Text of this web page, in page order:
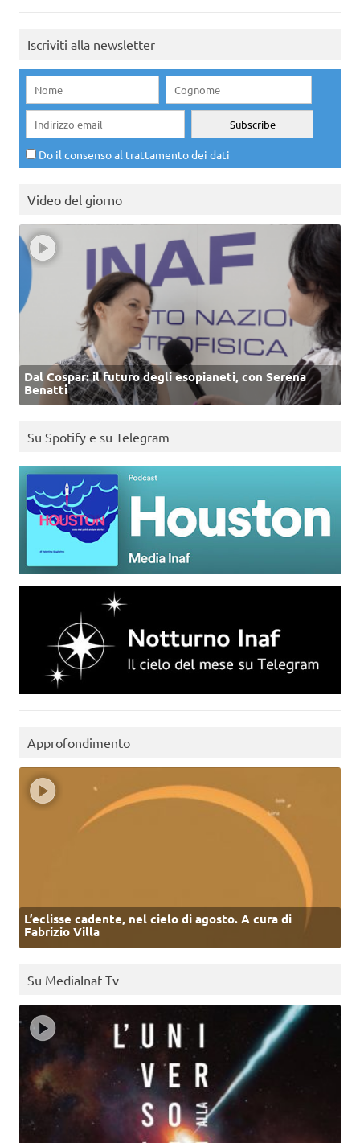
Iscriviti alla newsletter
Do il consenso al trattamento dei dati
Video del giorno
Dal Cospar: il futuro degli esopianeti, con Serena
Benatti
Su Spotify e su Telegram
Approfondimento
L’eclisse cadente, nel cielo di agosto. A cura di
Fabrizio Villa
Su MediaInaf Tv